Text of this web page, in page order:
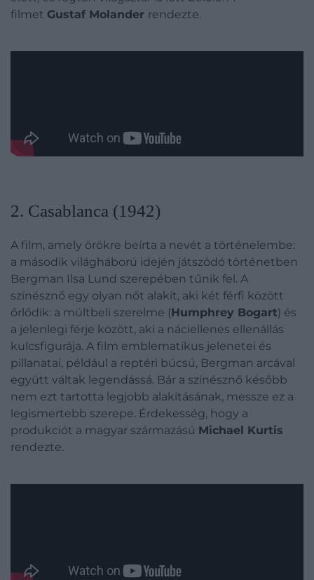
filmet Gustaf Molander rendezte.
2. Casablanca (1942)
A film, amely örökre beírta a nevét a történelembe:
a második világháború idején játszódó történetben
Bergman Ilsa Lund szerepében tűnik fel. A
színésznő egy olyan nőt alakít, aki két férfi között
őrlődik: a múltbeli szerelme (Humphrey Bogart) és
a jelenlegi férje között, aki a náciellenes ellenállás
kulcsfigurája. A film emblematikus jelenetei és
pillanatai, például a reptéri búcsú, Bergman arcával
együtt váltak legendássá. Bár a színésznő később
nem ezt tartotta legjobb alakításának, messze ez a
legismertebb szerepe. Érdekesség, hogy a
produkciót a magyar származású Michael Kurtis
rendezte.